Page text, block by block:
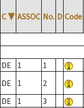
C ▼ ASSOC No. D Code
DE 1 1
DE
1 2
DE
1 3